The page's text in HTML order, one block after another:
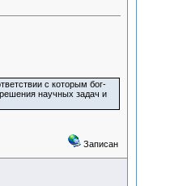
с которым бог-
научных задач и
Записан